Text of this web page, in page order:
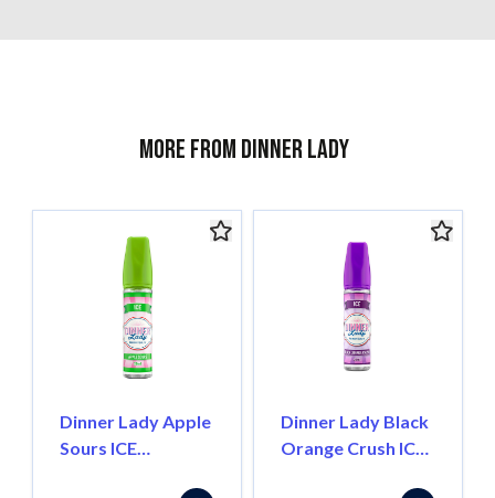
More from Dinner Lady
Dinner Lady Apple
Sours ICE
Dinner Lady Black
Orange Crush ICE